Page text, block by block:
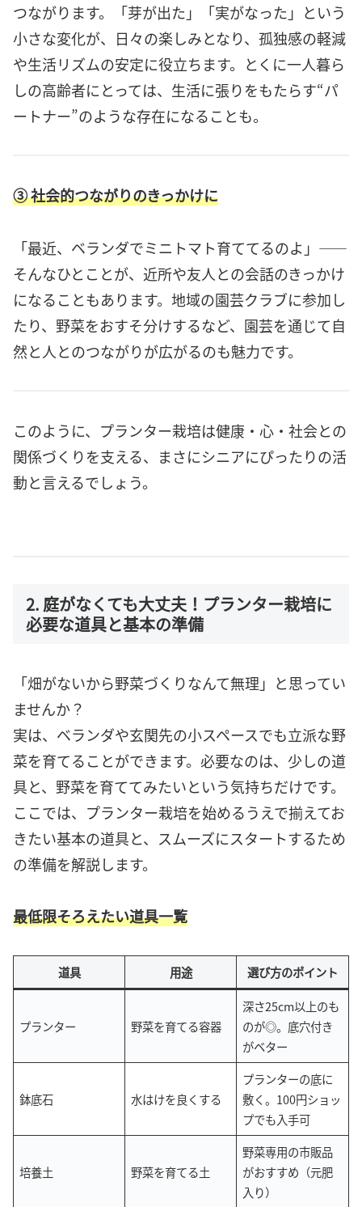
つながります。「芽が出た」「実がなった」という
小さな変化が、日々の楽しみとなり、孤独感の軽減
や生活リズムの安定に役立ちます。とくに一人暮ら
しの高齢者にとっては、生活に張りをもたらす“パ
ートナー”のような存在になることも。
③ 社会的つながりのきっかけに
「最近、ベランダでミニトマト育ててるのよ」――
そんなひとことが、近所や友人との会話のきっかけ
になることもあります。地域の園芸クラブに参加し
たり、野菜をおすそ分けするなど、園芸を通じて自
然と人とのつながりが広がるのも魅力です。
このように、プランター栽培は健康・心・社会との
関係づくりを支える、まさにシニアにぴったりの活
動と言えるでしょう。
2. 庭がなくても大丈夫！プランター栽培に
必要な道具と基本の準備
「畑がないから野菜づくりなんて無理」と思ってい
ませんか？
実は、ベランダや玄関先の小スペースでも立派な野
菜を育てることができます。必要なのは、少しの道
具と、野菜を育ててみたいという気持ちだけです。
ここでは、プランター栽培を始めるうえで揃えてお
きたい基本の道具と、スムーズにスタートするため
の準備を解説します。
最低限そろえたい道具一覧
道具 用途 選び方のポイント
プランター 野菜を育てる容器
深さ25cm以上のも
のが◎。底穴付き
がベター
鉢底石 水はけを良くする
プランターの底に
敷く。100円ショッ
プでも入手可
培養土 野菜を育てる土
野菜専用の市販品
がおすすめ（元肥
入り）